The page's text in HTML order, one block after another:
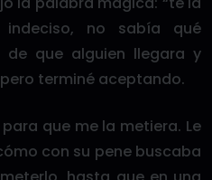
no sabía qué
de que alguien llegara y
terminé aceptando.
que me la metiera. Le
con su pene buscaba